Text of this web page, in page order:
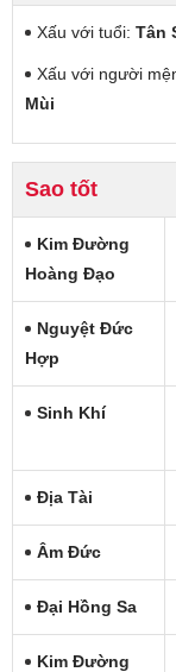
Xấu với tuổi: Tân
Xấu với người
Mùi
Sao tốt
Kim Đường
Hoàng Đạo
Nguyệt Đức
Hợp
Sinh Khí
Địa Tài
Âm Đức
Đại Hồng Sa
Kim Đường